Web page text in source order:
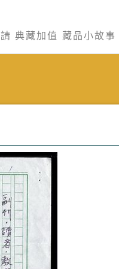
典藏加值 藏品小故事